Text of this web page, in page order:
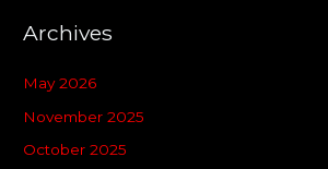
Archives
May 2026
November 2025
October 2025